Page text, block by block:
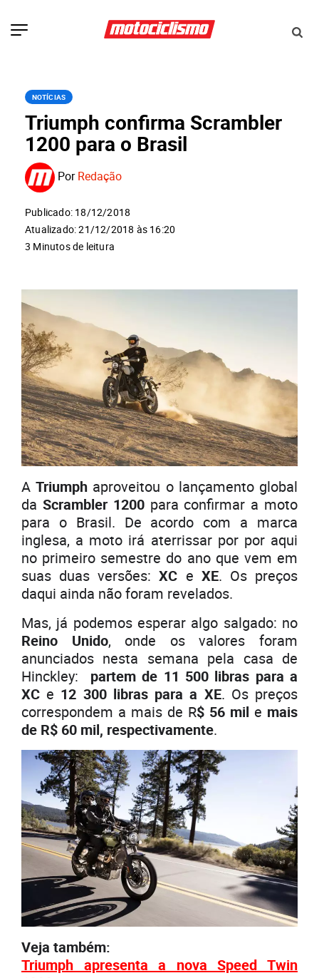
NOTÍCIAS
Triumph confirma Scrambler
1200 para o Brasil
PorRedação
Publicado: 18/12/2018
Atualizado: 21/12/2018 às 16:20
3 Minutos de leitura
ATriumph aproveitou o lançamento global
da Scrambler 1200para confirmar a moto
para o Brasil. De acordo com a marca
inglesa, a moto irá aterrissar por por aqui
no primeiro semestre do ano que vem em
suas duas versões:XC e XE. Os preços
daqui ainda não foram revelados.
Mas, já podemos esperar algo salgado: no
Reino Unido, onde os valores foram
anunciados nesta semana pela casa de
Hinckley: partem de 11 500 libras para a
XC e 12 300 libras para a XE. Os preços
correspondem a mais de R$ 56 mil e mais
de R$ 60 mil, respectivamente.
Veja também:
Triumph apresenta a nova Speed Twin